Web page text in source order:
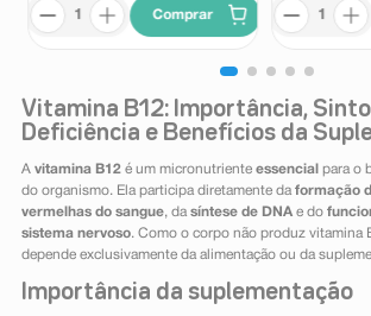
Comprar
Vitamina B12: Importância,
Deficiência e Benefícios da
A vitamina B12 é um micronutriente essencial para o
do organismo. Ela participa diretamente da formação
vermelhas do sangue, da síntese de DNAe do
sistema nervoso. Como o corpo não produz vitamina
depende exclusivamente da alimentação ou da
Importância da suplementação